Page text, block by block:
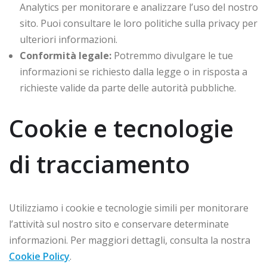
Analytics per monitorare e analizzare l’uso del nostro
sito. Puoi consultare le loro politiche sulla privacy per
ulteriori informazioni.
Conformità legale: Potremmo divulgare le tue
informazioni se richiesto dalla legge o in risposta a
richieste valide da parte delle autorità pubbliche.
Cookie e tecnologie
di tracciamento
Utilizziamo i cookie e tecnologie simili per monitorare
l’attività sul nostro sito e conservare determinate
informazioni. Per maggiori dettagli, consulta la nostra
Cookie Policy.